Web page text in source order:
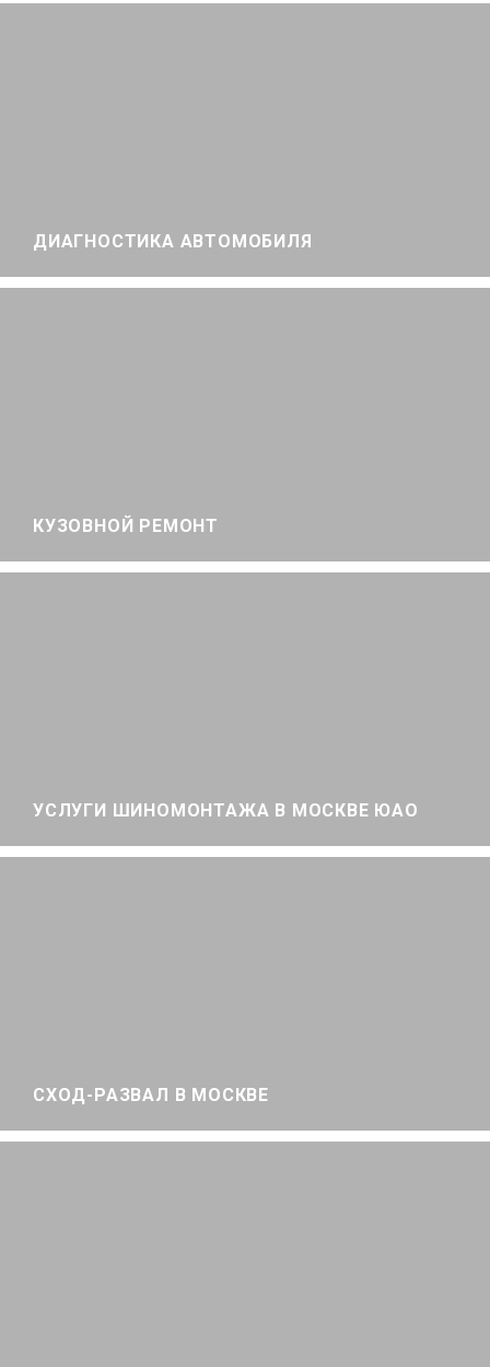
ДИАГНОСТИКА АВТОМОБИЛЯ
КУЗОВНОЙ РЕМОНТ
УСЛУГИ ШИНОМОНТАЖА В МОСКВЕ ЮАО
СХОД-РАЗВАЛ В МОСКВЕ